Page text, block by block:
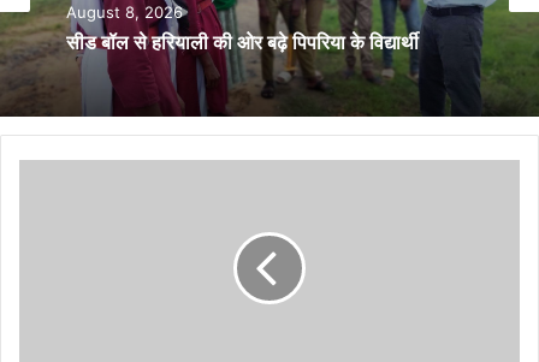
छत्तीसगढ़
August 8, 2026
August 8, 2026
CG में बड़े पैमाने पर DFO के तबादले, वन विभाग में बड़ा
प्रशासनिक फेरबदल